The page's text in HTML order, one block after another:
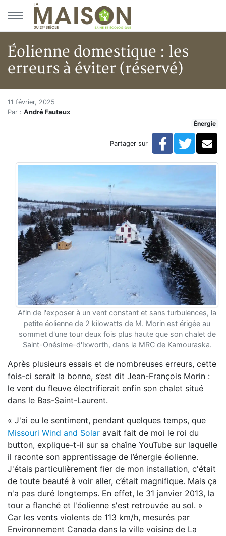
Aller au menu principal
Aller au contenu principal
Éolienne domestique : les
erreurs à éviter (réservé)
Accueil
Articles
Éolienne domestique : les erreurs à éviter (réservé)
Éolienne domestique : les
11 février, 2025
Par : André Fauteux
Énergie
Partager sur Facebook
Afin de l'exposer à un vent constant et sans turbulences, la
petite éolienne de 2 kilowatts de M. Morin est érigée au
sommet d'une tour deux fois plus haute que son chalet de
Saint-Onésime-d'Ixworth, dans la MRC de Kamouraska.
Après plusieurs essais et de nombreuses erreurs, cette
fois-ci serait la bonne, s’est dit Jean-François Morin :
le vent du fleuve électrifierait enfin son chalet situé
dans le Bas-Saint-Laurent.
« J'ai eu le sentiment, pendant quelques temps, que
Missouri Wind and Solar avait fait de moi le roi du
button, explique-t-il sur sa chaîne YouTube sur laquelle
il raconte son apprentissage de l’énergie éolienne.
J'étais particulièrement fier de mon installation, c'était
de toute beauté à voir aller, c’était magnifique. Mais ça
n'a pas duré longtemps. En effet, le 31 janvier 2013, la
tour a flanché et l'éolienne s'est retrouvée au sol. »
Car les vents violents de 113 km/h, mesurés par
Environnement Canada dans la ville voisine de La